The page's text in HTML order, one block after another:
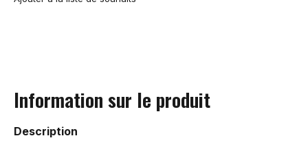
Information sur le produit
Description